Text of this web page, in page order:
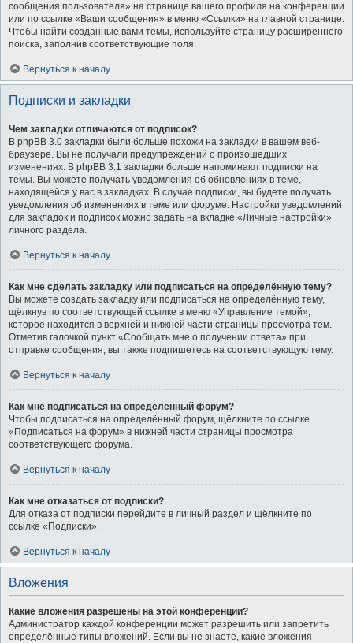
сообщения пользователя» на странице вашего профиля на конференции
или по ссылке «Ваши сообщения» в меню «Ссылки» на главной странице.
Чтобы найти созданные вами темы, используйте страницу расширенного
поиска, заполнив соответствующие поля.
Вернуться к началу
Подписки и закладки
Чем закладки отличаются от подписок?
В phpBB 3.0 закладки были больше похожи на закладки в вашем веб-
браузере. Вы не получали предупреждений о произошедших
изменениях. В phpBB 3.1 закладки больше напоминают подписки на
темы. Вы можете получать уведомления об обновлениях в теме,
находящейся у вас в закладках. В случае подписки, вы будете получать
уведомления об изменениях в теме или форуме. Настройки уведомлений
для закладок и подписок можно задать на вкладке «Личные настройки»
личного раздела.
Вернуться к началу
Как мне сделать закладку или подписаться на определённую тему?
Вы можете создать закладку или подписаться на определённую тему,
щёлкнув по соответствующей ссылке в меню «Управление темой»,
которое находится в верхней и нижней части страницы просмотра тем.
Отметив галочкой пункт «Сообщать мне о получении ответа» при
отправке сообщения, вы также подпишетесь на соответствующую тему.
Вернуться к началу
Как мне подписаться на определённый форум?
Чтобы подписаться на определённый форум, щёлкните по ссылке
«Подписаться на форум» в нижней части страницы просмотра
соответствующего форума.
Вернуться к началу
Как мне отказаться от подписки?
Для отказа от подписки перейдите в личный раздел и щёлкните по
ссылке «Подписки».
Вернуться к началу
Вложения
Какие вложения разрешены на этой конференции?
Администратор каждой конференции может разрешить или запретить
определённые типы вложений. Если вы не знаете, какие вложения